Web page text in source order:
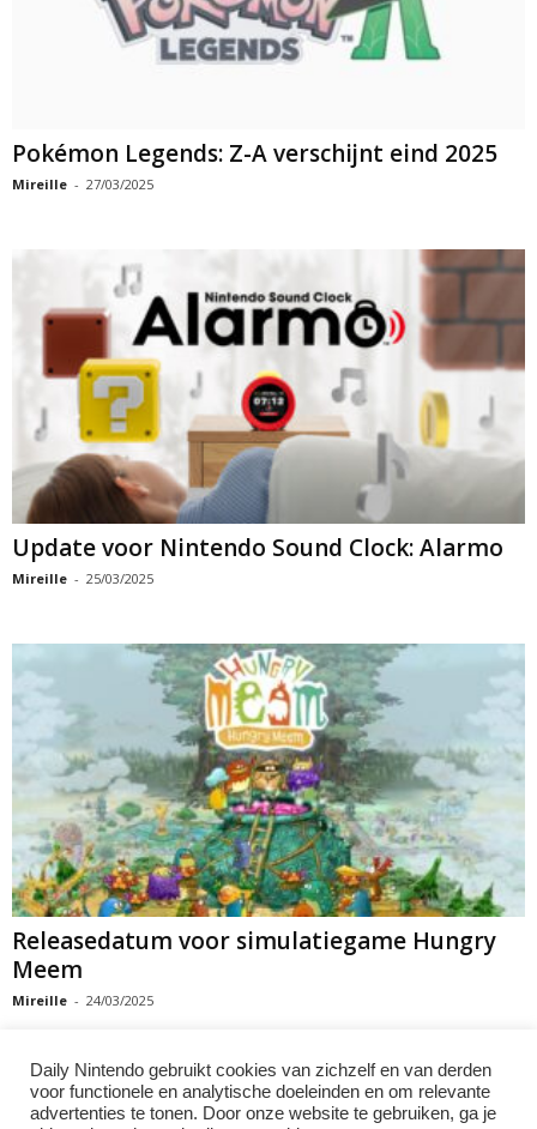
Pokémon Legends: Z-A verschijnt eind 2025
Mireille - 27/03/2025
Update voor Nintendo Sound Clock: Alarmo
Mireille - 25/03/2025
Releasedatum voor simulatiegame Hungry
Meem
Mireille - 24/03/2025
26 27 28
Daily Nintendo gebruikt cookies van zichzelf en van derden
voor functionele en analytische doeleinden en om relevante
advertenties te tonen. Door onze website te gebruiken, ga je